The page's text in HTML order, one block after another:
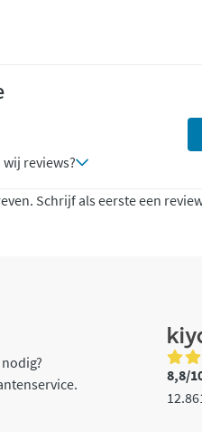
reviews?
Schrijf als eerste een
8,8/